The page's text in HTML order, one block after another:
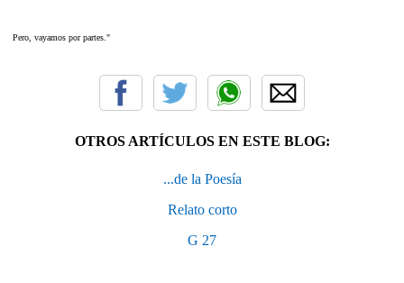
Pero, vayamos por partes."
OTROS ARTÍCULOS EN ESTE BLOG:
...de la Poesía
Relato corto
G 27